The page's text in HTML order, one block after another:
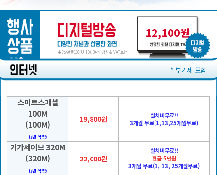
12,100원
♣Btv알뜰100(UHD), 3년약정시 & VAT포함
* 부가세 포함
스마트스페셜
100M
(100M)
(3년 약정)
19,800원
설치비무료!!
3개월 무료(1,13,25개월무료)
기가세이브 320M
(320M)
(3년 약정)
22,000원
설치비무료!!
현금 5만원
3개월 무료(1, 13, 25개월무료)